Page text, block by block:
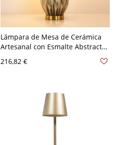
Lámpara de Mesa de Cerámica
Artesanal con Esmalte Abstracto
Dormitorio Sala de Estar - 110 A
216,82 €